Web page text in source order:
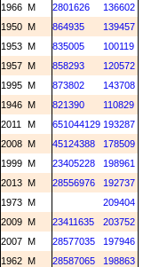
1966 M 2801626
136602
1950 M 864935
139457
1953 M 835005
100119
1957 M 858293
120572
1995 M 873802
143708
1946 M 821390
110829
2011 M 651044129 193287
2008 M 45124388
178509
1999 M 23405228
198961
2013 M 28556976
192737
1973 M
209404
2009 M 23411635
203752
2007 M 28577035
197946
1962 M 28587065
198863